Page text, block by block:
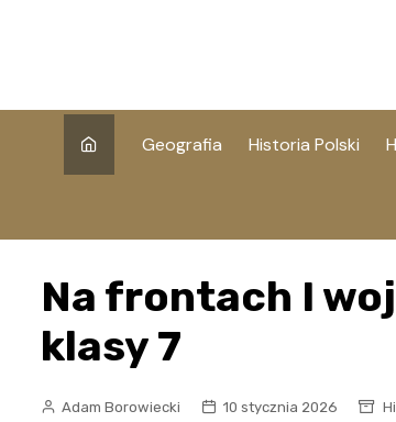
Geografia Historia Polski
Na frontach I
klasy 7
Adam Borowiecki 10 stycznia 2026